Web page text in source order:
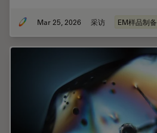
Mar 25, 2026 采访 EM样品制备